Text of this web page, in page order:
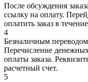
После обсуждения
ссылку на оплату.
оплатить заказ в
4
Безналичным переводом
Перечисление
оплаты заказа.
расчетный счет.
5